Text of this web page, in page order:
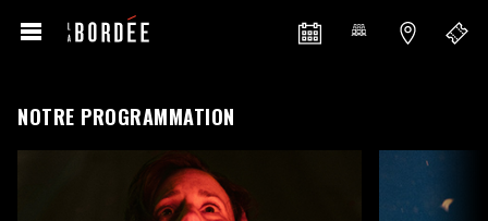
NOTRE PROGRAMMATION